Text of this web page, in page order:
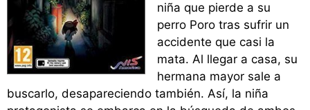
niña que pierde a su
perro Poro tras sufrir un
accidente que casi la
mata. Al llegar a casa, su
hermana mayor sale a
buscarlo, desapareciendo también. Así, la niña